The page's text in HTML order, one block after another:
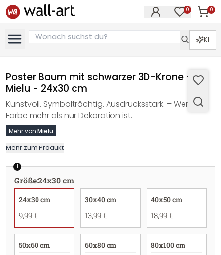
0 0
KI
Poster Baum mit schwarzer 3D-Krone -
Mielu - 24x30 cm
Kunstvoll. Symbolträchtig. Ausdrucksstark. – Wenn
Farbe mehr als nur Dekoration ist.
Mehr von Mielu
Mehr zum Produkt
1
Größe:24x30 cm
24x30 cm
9,99 €
30x40 cm
13,99 €
40x50 cm
18,99 €
50x60 cm 60x80 cm 80x100 cm